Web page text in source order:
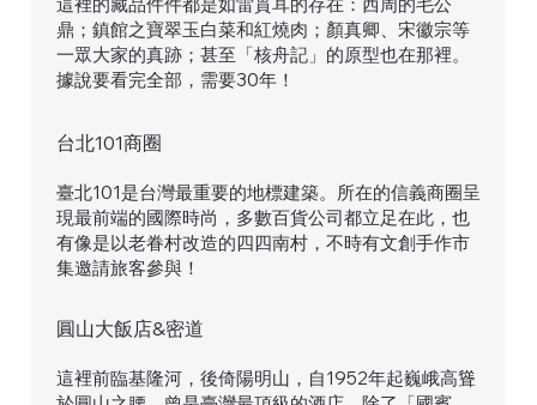
這裡的藏品件件都是如雷貫耳的存在：西周的毛公
鼎；鎮館之寶翠玉白菜和紅燒肉；顏真卿、宋徽宗等
一眾大家的真跡；甚至「核舟記」的原型也在那裡。
據說要看完全部，需要30年！
臺北101是台灣最重要的地標建築。所在的信義商圈呈
現最前端的國際時尚，多數百貨公司都立足在此，也
有像是以老眷村改造的四四南村，不時有文創手作市
集邀請旅客參與！
台北101商圈
這裡前臨基隆河，後倚陽明山，自1952年起巍峨高聳
圓山大飯店&密道